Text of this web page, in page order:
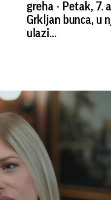
greha - Petak, 7.
Grkljan bunca, u
ulazi...